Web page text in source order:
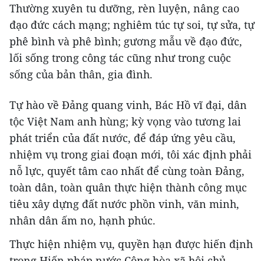
Thường xuyên tu dưỡng, rèn luyện, nâng cao
đạo đức cách mạng; nghiêm túc tự soi, tự sửa, tự
phê bình và phê bình; gương mẫu về đạo đức,
lối sống trong công tác cũng như trong cuộc
sống của bản thân, gia đình.
Tự hào về Đảng quang vinh, Bác Hồ vĩ đại, dân
tộc Việt Nam anh hùng; kỳ vọng vào tương lai
phát triển của đất nước, để đáp ứng yêu cầu,
nhiệm vụ trong giai đoạn mới, tôi xác định phải
nỗ lực, quyết tâm cao nhất để cùng toàn Đảng,
toàn dân, toàn quân thực hiện thành công mục
tiêu xây dựng đất nước phồn vinh, văn minh,
nhân dân ấm no, hạnh phúc.
Thực hiện nhiệm vụ, quyền hạn được hiến định